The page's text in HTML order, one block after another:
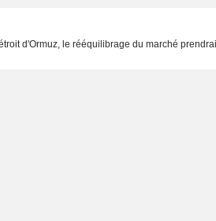
d'Ormuz, le rééquilibrage du marché